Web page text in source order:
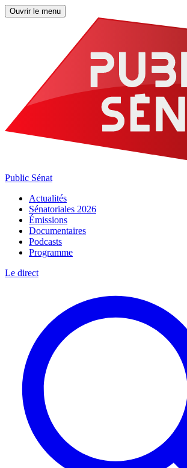
Ouvrir le menu
Public Sénat
Actualités
Sénatoriales 2026
Émissions
Documentaires
Podcasts
Programme
Le direct